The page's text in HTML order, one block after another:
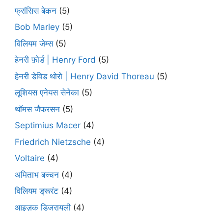
फ्रांसिस बेकन (5)
Bob Marley (5)
विलियम जेम्स(5)
हेनरी फ़ोर्ड | Henry Ford (5)
हेनरी डेविड थोरो | Henry David Thoreau (5)
लूशियस एनेयस सेनेका (5)
थॉमस जैफरसन (5)
Septimius Macer (4)
Friedrich Nietzsche (4)
Voltaire (4)
अमिताभ बच्चन (4)
विलियम ड्रूरंट (4)
आइज़क डिजरायली (4)